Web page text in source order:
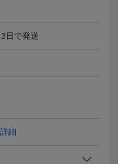
電機 小型 軽量 静音
ネ TL04-SO023-HM1
日で発送
詳細